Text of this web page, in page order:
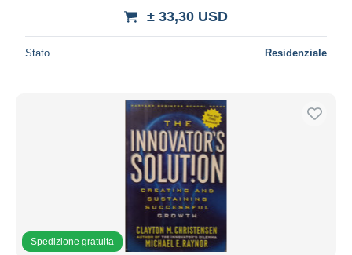
± 33,30 USD
Stato Residenziale
Spedizione gratuita